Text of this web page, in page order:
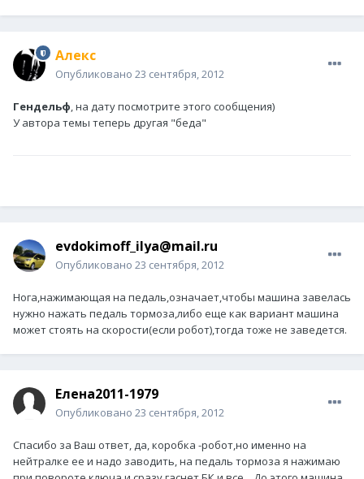
Алeкс
Опубликовано 23 сентября, 2012
Гендельф, на дату посмотрите этого сообщения)
У автора темы теперь другая "беда"
evdokimoff_ilya@mail.ru
Опубликовано 23 сентября, 2012
Нога,нажимающая на педаль,означает,чтобы машина завелась
нужно нажать педаль тормоза,либо еще как вариант машина
может стоять на скорости(если робот),тогда тоже не заведется.
Елена2011-1979
Опубликовано 23 сентября, 2012
Спасибо за Ваш ответ, да, коробка -робот,но именно на
нейтралке ее и надо заводить, на педаль тормоза я нажимаю